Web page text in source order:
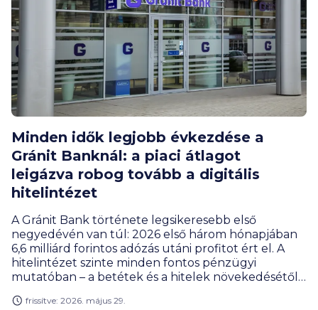
Minden idők legjobb évkezdése a
Gránit Banknál: a piaci átlagot
leigázva robog tovább a digitális
hitelintézet
A Gránit Bank története legsikeresebb első
negyedévén van túl: 2026 első három hónapjában
6,6 milliárd forintos adózás utáni profitot ért el. A
hitelintézet szinte minden fontos pénzügyi
mutatóban – a betétek és a hitelek növekedésétől
bankszektor átlagos teljesítményét, miközben a
frissítve: 2026. május 29.